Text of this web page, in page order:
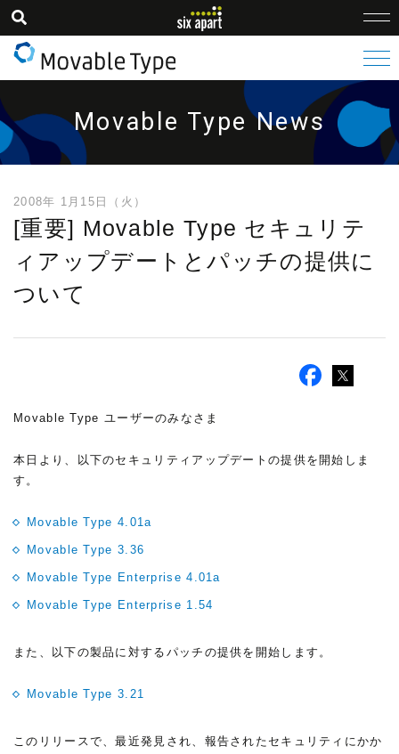
Movable Type News
2008年 1月15日（火）
[重要] Movable Type セキュリテ
ィアップデートとパッチの提供に
ついて
Movable Type ユーザーのみなさま
本日より、以下のセキュリティアップデートの提供を開始しま
す。
Movable Type 4.01a
Movable Type 3.36
Movable Type Enterprise 4.01a
Movable Type Enterprise 1.54
また、以下の製品に対するパッチの提供を開始します。
Movable Type 3.21
このリリースで、最近発見され、報告されたセキュリティにかか